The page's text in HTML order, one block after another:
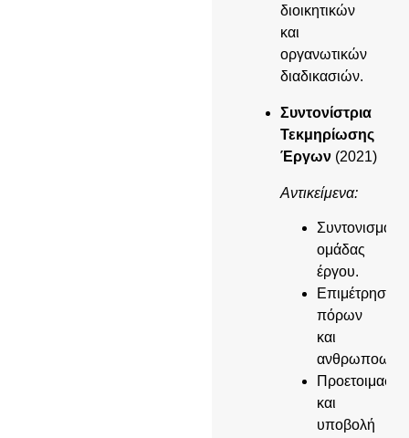
διοικητικών
και
οργανωτικών
διαδικασιών.
Συντονίστρια
Τεκμηρίωσης
Έργων(2021)
Αντικείμενα:
Συντονισμός
ομάδας
έργου.
Επιμέτρηση
πόρων
και
Προετοιμασία
και
υποβολή